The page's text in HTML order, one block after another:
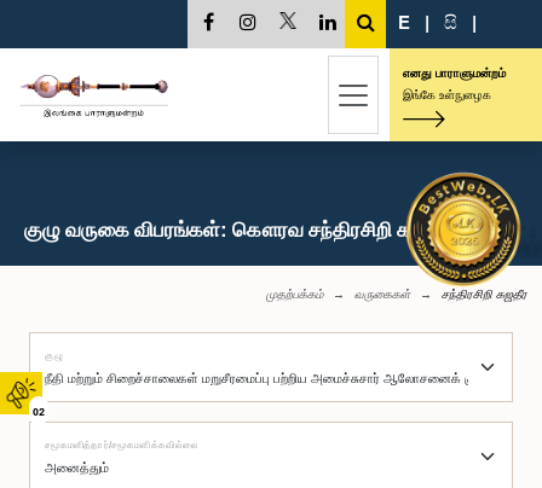
02
E | සි |
எனது பாராளுமன்றம்
இங்கே உள்நுழைக
குழு வருகை விபரங்கள்: கௌரவ சந்திரசிறி கஜதீர, பா.உ.
முதற்பக்கம் வருகைகள் சந்திரசிறி கஜதீர
குழு
சமூகமளித்தார்/சமூகமளிக்கவில்லை